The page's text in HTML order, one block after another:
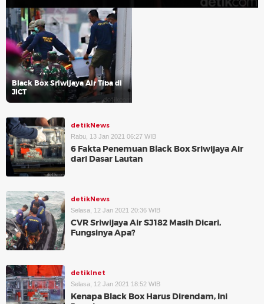
Black Box Sriwijaya Air Tiba di
JICT
detikNews
Rabu, 13 Jan 2021 06:27 WIB
6 Fakta Penemuan Black Box Sriwijaya Air
dari Dasar Lautan
detikNews
Selasa, 12 Jan 2021 20:36 WIB
CVR Sriwijaya Air SJ182 Masih Dicari,
Fungsinya Apa?
detikInet
Selasa, 12 Jan 2021 18:52 WIB
Kenapa Black Box Harus Direndam, Ini